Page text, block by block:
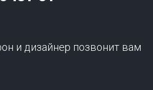
и дизайнер позвонит вам